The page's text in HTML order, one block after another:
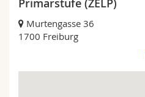
Math.-Nat. und Med. Fak.
Interfakultär
Mitarbeitende
Doktorierende
Webmail
Vorlesungsverzeichnis
Primarstufe (ZELP)
Murtengasse 36
1700 Freiburg